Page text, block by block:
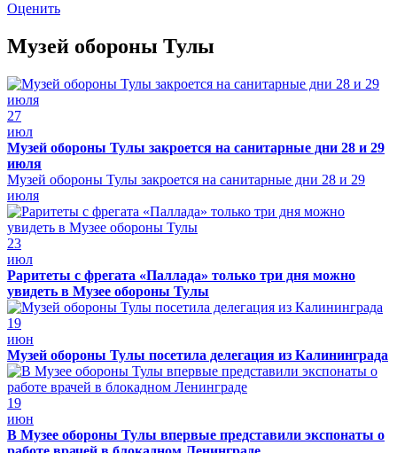
Оценить
Музей обороны Тулы
27
июл
Музей обороны Тулы закроется на санитарные дни 28 и 29
июля
Музей обороны Тулы закроется на санитарные дни 28 и 29
июля
23
июл
Раритеты с фрегата «Паллада» только три дня можно
увидеть в Музее обороны Тулы
19
июн
Музей обороны Тулы посетила делегация из Калининграда
19
июн
В Музее обороны Тулы впервые представили экспонаты о